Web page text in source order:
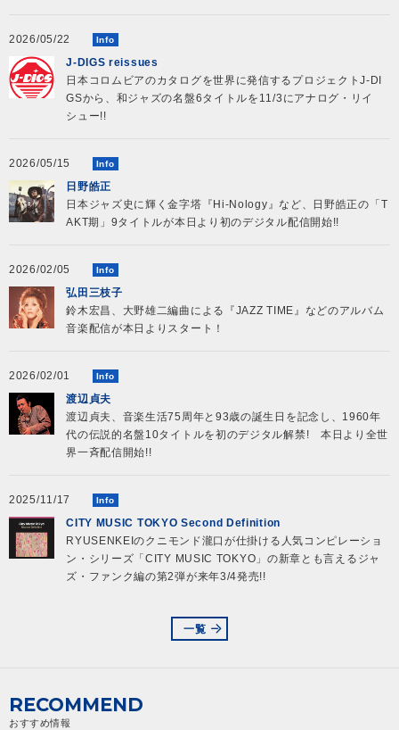
2026/05/22 Info
J-DIGS reissues
日本コロムビアのカタログを世界に発信するプロジェクトJ-DI
GSから、和ジャズの名盤6タイトルを11/3にアナログ・リイ
シュー!!
2026/05/15 Info
日野皓正
日本ジャズ史に輝く金字塔『Hi-Nology』など、日野皓正の「T
AKT期」9タイトルが本日より初のデジタル配信開始!!
2026/02/05 Info
弘田三枝子
鈴木宏昌、大野雄二編曲による『JAZZ TIME』などのアルバム
音楽配信が本日よりスタート！
2026/02/01 Info
渡辺貞夫
渡辺貞夫、音楽生活75周年と93歳の誕生日を記念し、1960年
代の伝説的名盤10タイトルを初のデジタル解禁! 本日より全世
界一斉配信開始!!
2025/11/17 Info
CITY MUSIC TOKYO Second Definition
RYUSENKEIのクニモンド瀧口が仕掛ける人気コンピレーショ
ン・シリーズ「CITY MUSIC TOKYO」の新章とも言えるジャ
ズ・ファンク編の第2弾が来年3/4発売!!
一覧
RECOMMEND
おすすめ情報